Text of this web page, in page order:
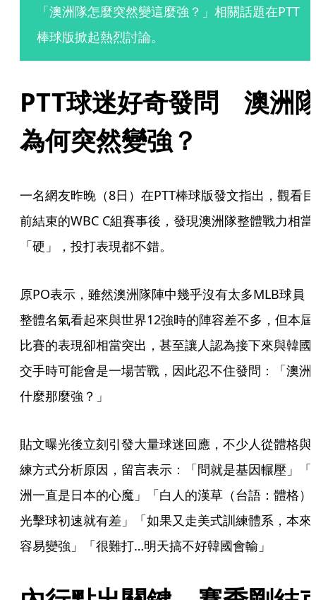
「澳洲隊怎麼突然變這麼強？」相關話題在PTT
棒球版掀起熱烈討論。
PTT球迷好奇發問　澳洲
為何突然變強？
一名網友昨晚（8日）在PTT棒球版發文指出，觀看目
前結束的WBC C組賽事後，發現澳洲隊整體戰力相當
「硬」，投打表現都不錯。
原PO表示，雖然澳洲隊陣中幾乎沒有太多MLB球員
整體名氣看起來與世界12強時的陣容差不多，但本屆
比賽的表現卻相當突出，甚至讓人認為接下來與韓國
交手時可能會是一場苦戰，因此忍不住發問：「澳洲
什麼那麼強？」
貼文曝光後立刻引發大量球迷回應，不少人從體格與
練方式分析原因，留言表示：「問就是基因輾壓」「
洲一直是日本的心魔」「白人的漢草（台語：體格）
光擊球初速就有差」「如果又走美式訓練體系，本來
容易變強」「很難打…明天搞不好韓國會輸」